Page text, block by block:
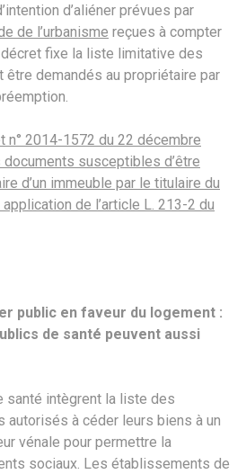
d’aliéner prévues par
de l’urbanisme reçues à compter
décret fixe la liste limitative des
être demandés au propriétaire par
n° 2014-1572 du 22 décembre
susceptibles d’être
d’un immeuble par le titulaire du
de l’article L. 213-2 du
public en faveur du logement :
de santé peuvent aussi
santé intègrent la liste des
à céder leurs biens à un
vénale pour permettre la
sociaux. Les établissements de